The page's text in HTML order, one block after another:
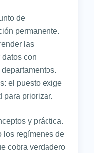
de
permanente.
las
con
el puesto exige
para priorizar.
y práctica.
los regímenes de
cobra verdadero